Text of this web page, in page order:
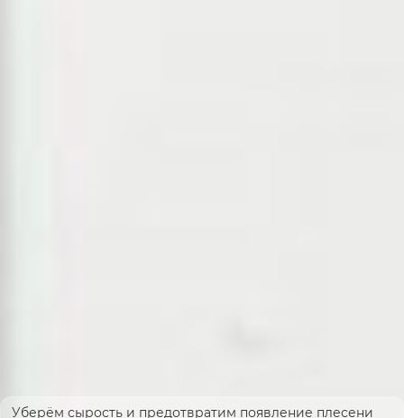
Уберём сырость и предотвратим появление плесени